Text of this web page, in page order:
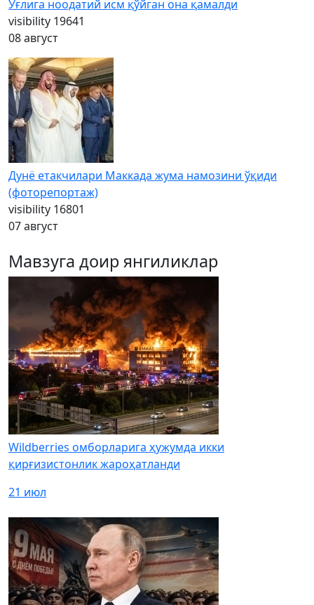
Ўғлига ноодатий исм қўйган она қамалди
visibility 19641
08 август
Дунё етакчилари Маккада жума намозини ўқиди
(фоторепортаж)
visibility 16801
07 август
Мавзуга доир янгиликлар
Wildberries омборларига ҳужумда икки
қирғизистонлик жароҳатланди
21 июл